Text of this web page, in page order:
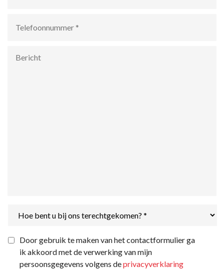
bent
bij
ons
terechtgekomen?
Privacyverklaring *
Door gebruik te maken van het contactformulier ga
ik akkoord met de verwerking van mijn
persoonsgegevens volgens deprivacyverklaring